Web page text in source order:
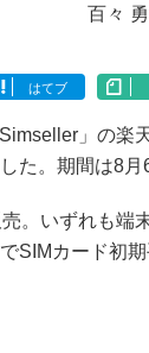
百々
はてブ
」の楽
た。期間は8月
。いずれも端
SIMカード初期